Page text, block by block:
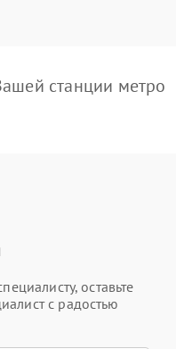
станции метро
оставьте
с радостью